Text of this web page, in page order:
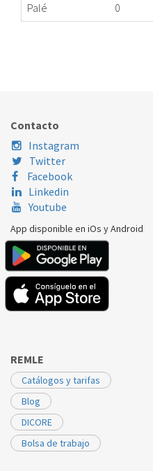
Palé
0
Contacto
Instagram
Twitter
Facebook
Linkedin
Youtube
App disponible en iOs y Android
REMLE
Catálogos y tarifas
Blog
DICORE
Bolsa de trabajo